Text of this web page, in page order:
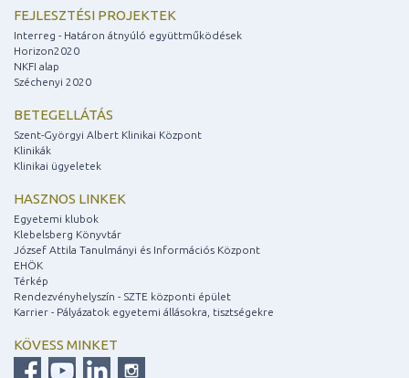
FEJLESZTÉSI PROJEKTEK
Interreg - Határon átnyúló együttműködések
Horizon2020
NKFI alap
Széchenyi 2020
BETEGELLÁTÁS
Szent-Györgyi Albert Klinikai Központ
Klinikák
Klinikai ügyeletek
HASZNOS LINKEK
Egyetemi klubok
Klebelsberg Könyvtár
József Attila Tanulmányi és Információs Központ
EHÖK
Térkép
Rendezvényhelyszín - SZTE központi épület
Karrier - Pályázatok egyetemi állásokra, tisztségekre
KÖVESS MINKET